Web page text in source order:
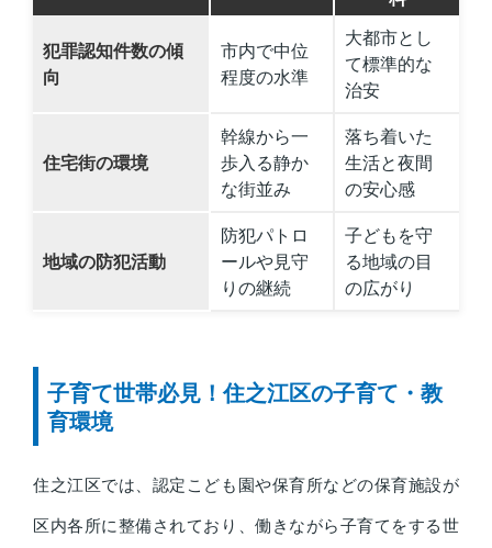
犯罪認知件数の傾
向
市内で中位
程度の水準
大都市とし
て標準的な
治安
住宅街の環境
幹線から一
歩入る静か
な街並み
落ち着いた
生活と夜間
の安心感
地域の防犯活動
防犯パトロ
ールや見守
りの継続
子どもを守
る地域の目
の広がり
子育て世帯必見！住之江区の子育て・教
育環境
住之江区では、認定こども園や保育所などの保育施設が
区内各所に整備されており、働きながら子育てをする世